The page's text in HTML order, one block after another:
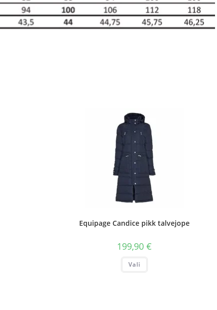
Equipage Candice pikk talvejope
199,90 €
Vali
Sellel